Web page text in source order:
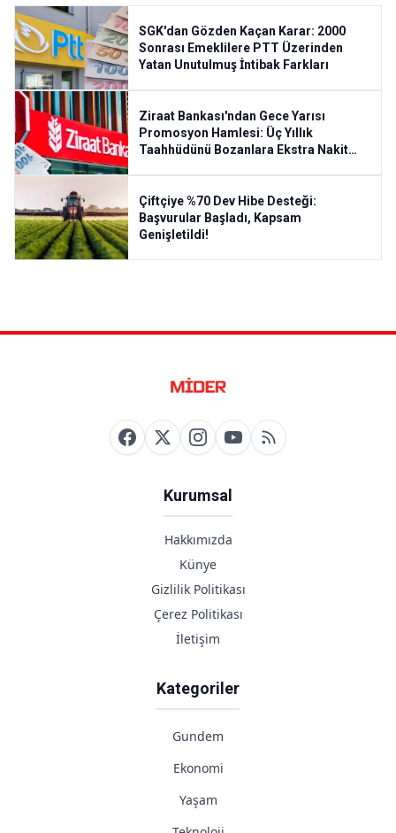
SGK'dan Gözden Kaçan Karar: 2000
Sonrası Emeklilere PTT Üzerinden
Yatan Unutulmuş İntibak Farkları
Ziraat Bankası'ndan Gece Yarısı
Promosyon Hamlesi: Üç Yıllık
Taahhüdünü Bozanlara Ekstra Nakit
Çiftçiye %70 Dev Hibe Desteği:
Başvurular Başladı, Kapsam
Genişletildi!
Kurumsal
Hakkımızda
Künye
Gizlilik Politikası
Çerez Politikası
İletişim
Kategoriler
Gundem
Ekonomi
Yaşam